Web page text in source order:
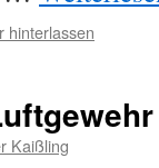
hinterlassen
Kaißling